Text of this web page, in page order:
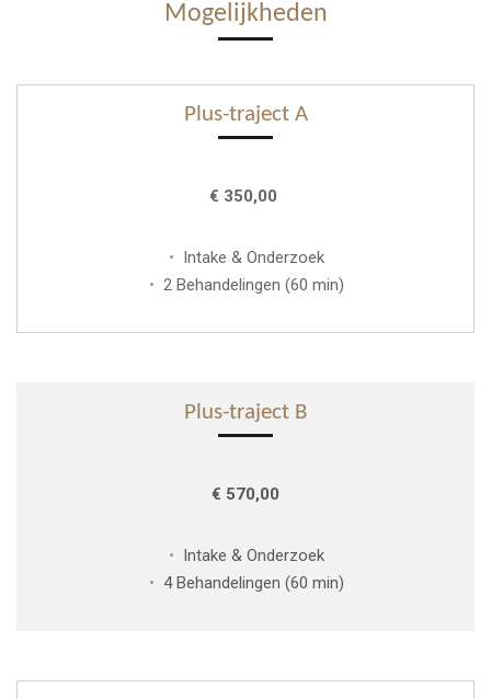
Mogelijkheden
Plus-traject A
€ 350,00
Intake & Onderzoek
2 Behandelingen (60 min)
Plus-traject B
€ 570,00
Intake & Onderzoek
4 Behandelingen (60 min)